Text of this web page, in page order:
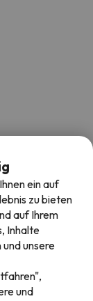
ein auf
zu bieten
auf Ihrem
Inhalte
unsere
und